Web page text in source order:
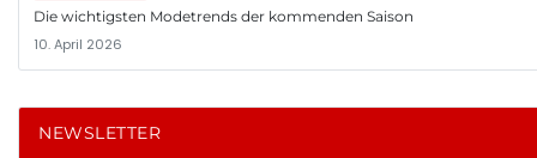
Die wichtigsten Modetrends der kommenden Saison
10. April 2026
NEWSLETTER